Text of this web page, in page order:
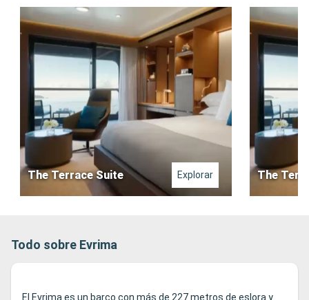
The Terrace Suite Explorar The
Todo sobre Evrima
El Evrima es un barco con más de 227 metros de eslora y